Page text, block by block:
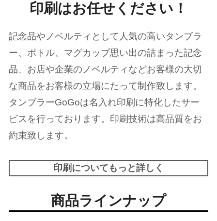
印刷はお任せください！
記念品やノベルティとして人気の高いタンブラ
ー、ボトル、マグカップ思い出の詰まった記念
品、お店や企業のノベルティなどお客様の大切
な商品をお客様の立場にたって制作致します。
タンブラーGoGoは名入れ印刷に特化したサー
ビスを行っております。印刷技術は高品質をお
約束致します。
印刷についてもっと詳しく
商品ラインナップ